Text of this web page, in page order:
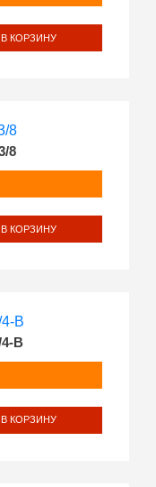
В КОРЗИНУ
8
В КОРЗИНУ
B
В КОРЗИНУ